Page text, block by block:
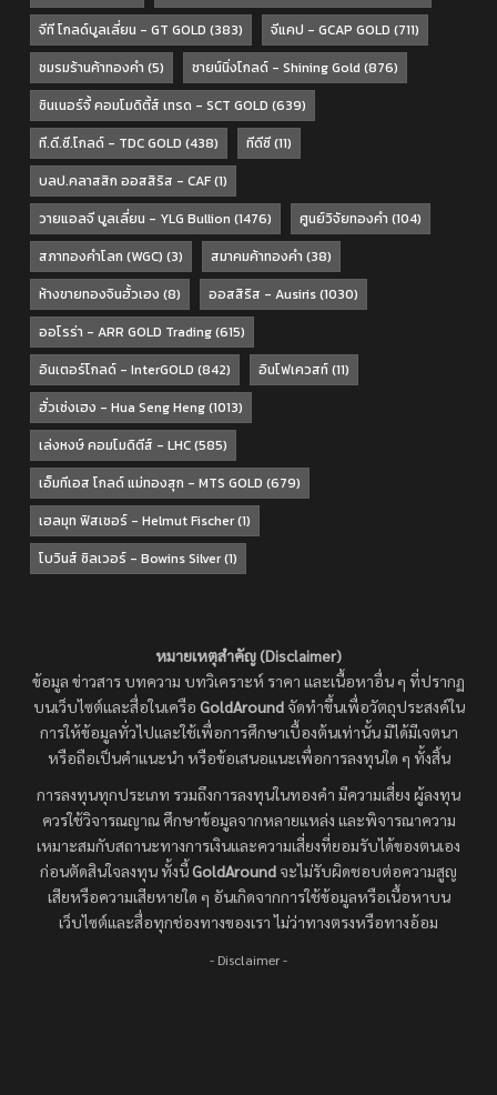
จีที โกลด์บูลเลี่ยน - GT GOLD (383) จีแคป - GCAP GOLD (711)
ชมรมร้านค้าทองคำ (5) ชายน์นิ่งโกลด์ - Shining Gold (876)
ซินเนอร์จี้ คอมโมดิตี้ส์ เทรด - SCT GOLD (639)
ที.ดี.ซี.โกลด์ - TDC GOLD (438) ทีดีซี(11)
บลป.คลาสสิก ออสสิริส - CAF(1)
วายแอลจี บูลเลี่ยน - YLG Bullion (1476) ศูนย์วิจัยทองคำ (104)
สภาทองคำโลก (WGC) (3) สมาคมค้าทองคำ (38)
ห้างขายทองจินฮั้วเฮง (8) ออสสิริส - Ausiris(1030)
ออโรร่า - ARR GOLD Trading(615)
อินเตอร์โกลด์ - InterGOLD (842) อินโฟเควสท์(11)
ฮั่วเซ่งเฮง - Hua Seng Heng(1013)
เล่งหงษ์ คอมโมดิตีส์ - LHC(585)
เอ็มทีเอส โกลด์ แม่ทองสุก - MTS GOLD (679)
เฮลมุท ฟิสเชอร์ - Helmut Fischer(1)
โบวินส์ ซิลเวอร์ - Bowins Silver(1)
หมายเหตุสำคัญ (Disclaimer)
ข้อมูล ข่าวสาร บทความ บทวิเคราะห์ ราคา และเนื้อหาอื่น ๆ ที่ปรากฏ
บนเว็บไซต์และสื่อในเครือ GoldAroundจัดทำขึ้นเพื่อวัตถุประสงค์ใน
การให้ข้อมูลทั่วไปและใช้เพื่อการศึกษาเบื้องต้นเท่านั้น มิได้มีเจตนา
หรือถือเป็นคำแนะนำ หรือข้อเสนอแนะเพื่อการลงทุนใด ๆ ทั้งสิ้น
การลงทุนทุกประเภท รวมถึงการลงทุนในทองคำ มีความเสี่ยง ผู้ลงทุน
ควรใช้วิจารณญาณ ศึกษาข้อมูลจากหลายแหล่ง และพิจารณาความ
เหมาะสมกับสถานะทางการเงินและความเสี่ยงที่ยอมรับได้ของตนเอง
ก่อนตัดสินใจลงทุน ทั้งนี้GoldAround จะไม่รับผิดชอบต่อความสูญ
เสียหรือความเสียหายใด ๆ อันเกิดจากการใช้ข้อมูลหรือเนื้อหาบน
เว็บไซต์และสื่อทุกช่องทางของเรา ไม่ว่าทางตรงหรือทางอ้อม
- Disclaimer -